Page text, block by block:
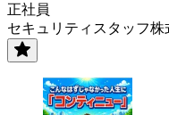
正社員
セキュリティスタッフ